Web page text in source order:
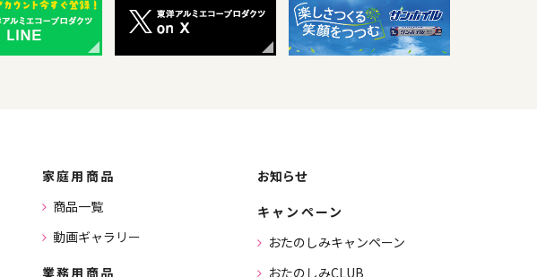
家庭用商品
商品一覧
動画ギャラリー
業務用商品
お知らせ
キャンペーン
おたのしみキャンペーン
おたのしみCLUB